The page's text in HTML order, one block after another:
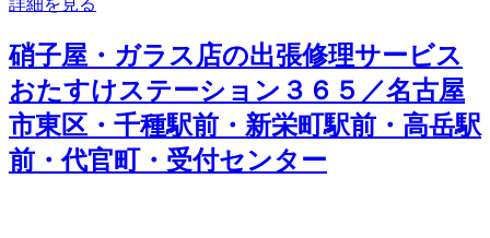
詳細を見る
硝子屋・ガラス店の出張修理サービス
おたすけステーション３６５／名古屋
市東区・千種駅前・新栄町駅前・高岳駅
前・代官町・受付センター